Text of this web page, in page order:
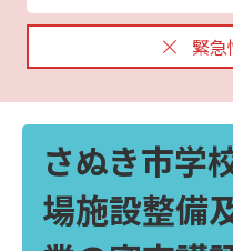
緊急
さぬき市学
場施設整備